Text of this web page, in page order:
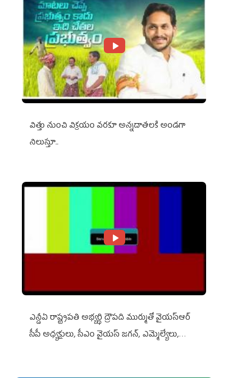
విత్తు నుంచి విక్రయం వరకూ అన్నదాతలకి అండగా
నిలుస్తూ..
ఎన్డీఏ రాష్ట్ర‌ప‌తి అభ్య‌ర్థి ద్రౌప‌ది ముర్ముతో వైయ‌స్ఆర్
సీపీ అధ్య‌క్షులు, సీఎం వైయ‌స్ జ‌గ‌న్, ఎమ్మెల్యేలు,